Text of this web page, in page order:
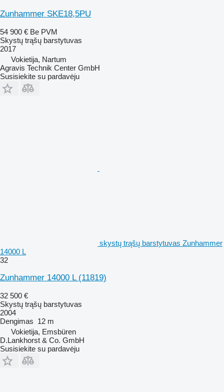
Zunhammer SKE18,5PU
54 900 € Be PVM
Skystų trąšų barstytuvas
2017
Vokietija, Nartum
Agravis Technik Center GmbH
Susisiekite su pardavėju
skystų trąšų barstytuvas Zunhammer
14000 L
32
Zunhammer 14000 L (11819)
32 500 €
Skystų trąšų barstytuvas
2004
Dengimas 12 m
Vokietija, Emsbüren
D.Lankhorst & Co. GmbH
Susisiekite su pardavėju